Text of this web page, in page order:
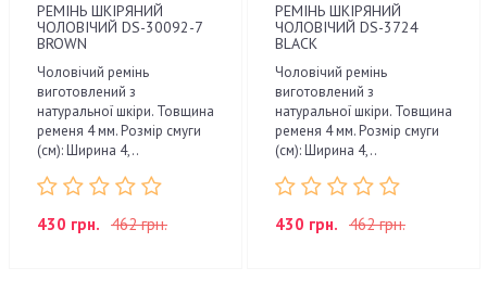
РЕМІНЬ ШКІРЯНИЙ
ЧОЛОВІЧИЙ DS-30092-7
BROWN
Чоловічий ремінь
виготовлений з
натуральної шкіри. Товщина
ременя 4 мм. Розмір смуги
(см): Ширина 4,..
430 грн. 462 грн.
РЕМІНЬ ШКІРЯНИЙ
ЧОЛОВІЧИЙ DS-3724
BLACK
Чоловічий ремінь
виготовлений з
натуральної шкіри. Товщина
ременя 4 мм. Розмір смуги
(см): Ширина 4,..
430 грн. 462 грн.